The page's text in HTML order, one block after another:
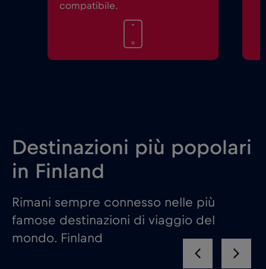
compatibile.
Destinazioni più popolari
in Finland
Rimani sempre connesso nelle più
famose destinazioni di viaggio del
mondo. Finland